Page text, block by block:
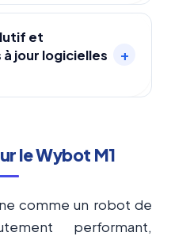
7 programmes de
à la semaine, et
de cibler le
d’eau ou des
s’adapter à l’état
et
jour logicielles
+
The Air), permettant
l’efficacité du
manuelle.
le Wybot M1
comme un robot de
performant,